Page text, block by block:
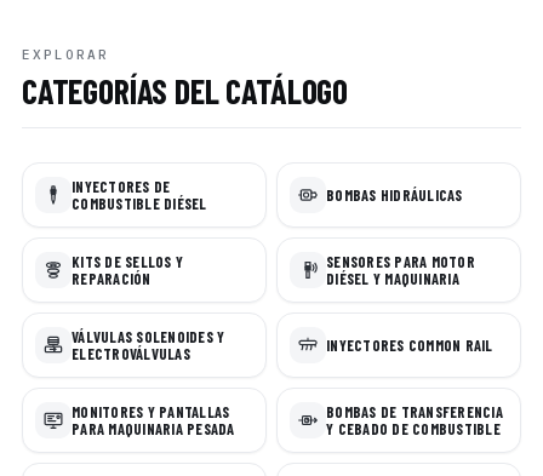
EXPLORAR
CATEGORÍAS DEL CATÁLOGO
INYECTORES DE
COMBUSTIBLE DIÉSEL
BOMBAS HIDRÁULICAS
KITS DE SELLOS Y
REPARACIÓN
SENSORES PARA MOTOR
DIÉSEL Y MAQUINARIA
VÁLVULAS SOLENOIDES Y
ELECTROVÁLVULAS
INYECTORES COMMON RAIL
MONITORES Y PANTALLAS
PARA MAQUINARIA PESADA
BOMBAS DE TRANSFERENCIA
Y CEBADO DE COMBUSTIBLE